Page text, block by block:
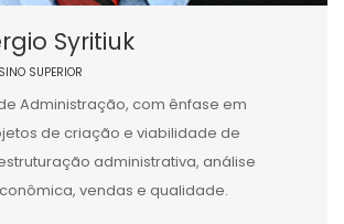
Syritiuk
SUPERIOR
Administração, com ênfase em
de criação e viabilidade de
administrativa, análise
vendas e qualidade.